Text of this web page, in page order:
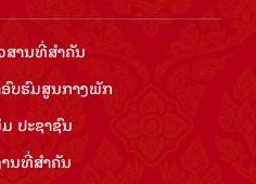
ສານ​ທີ່​ສຳ​ຄັນ​
ອົບຮົມ​ສູນ​ກາງ​ພັກ
ປະ​ຊາ​ຊົນ
ນ​ທີ່​ສຳ​ຄັນ